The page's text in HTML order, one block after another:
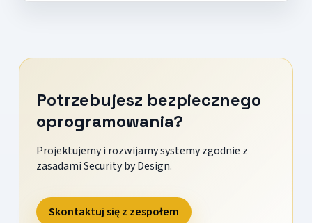
Potrzebujesz bezpiecznego
oprogramowania?
Projektujemy i rozwijamy systemy zgodnie z
zasadami Security by Design.
Skontaktuj się z zespołem